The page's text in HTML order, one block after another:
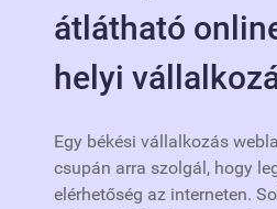
átlátható
helyi
Egy békési vállalkozás
csupán arra szolgál, hogy
elérhetőség az interneten.